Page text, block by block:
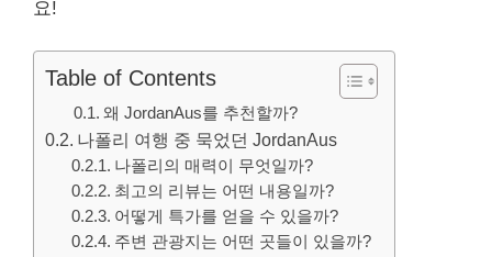
요!
Table of Contents
왜 JordanAus를 추천할까?
나폴리 여행 중 묵었던 JordanAus
나폴리의 매력이 무엇일까?
최고의 리뷰는 어떤 내용일까?
어떻게 특가를 얻을 수 있을까?
주변 관광지는 어떤 곳들이 있을까?